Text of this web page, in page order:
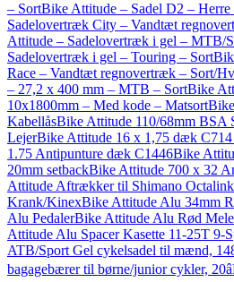
– SortBike Attitude – Sadel D2 – Herre
Sadelovertræk City – Vandtæt
Attitude – Sadelovertræk i gel – MTB/
Sadelovertræk i gel – Touring – Sort
Race – Vandtæt regnovertræk – Sort/
– 27,2 x 400 mm – MTB – SortBike
10x1800mm – Med kode – Matsort
KabellåsBike Attitude 110/68mm BSA
LejerBike Attitude 16 x 1,75 dæk
1.75 Antipunture dæk C1446Bike
20mm setbackBike Attitude 700 x 32
Attitude Aftrækker til Shimano
Krank/KinexBike Attitude Alu 34mm
Alu PedalerBike Attitude Alu Rød
Attitude Alu Spacer Kasette 11-25T 9-
ATB/Sport Gel cykelsadel til mænd,
bagagebærer til børne/junior cykler, 20â